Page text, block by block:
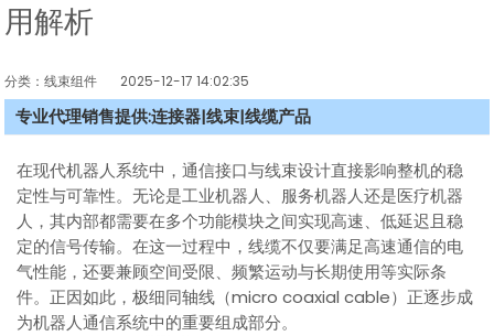
用解析
分类：线束组件 2025-12-17 14:02:35
专业代理销售提供:连接器|线束|线缆产品
在现代机器人系统中，通信接口与线束设计直接影响整机的稳
定性与可靠性。无论是工业机器人、服务机器人还是医疗机器
人，其内部都需要在多个功能模块之间实现高速、低延迟且稳
定的信号传输。在这一过程中，线缆不仅要满足高速通信的电
气性能，还要兼顾空间受限、频繁运动与长期使用等实际条
件。正因如此，极细同轴线（micro coaxial cable）正逐步成
为机器人通信系统中的重要组成部分。